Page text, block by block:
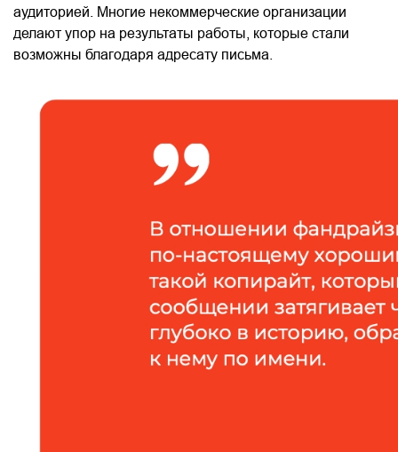
аудиторией. Многие некоммерческие организации
делают упор на результаты работы, которые стали
возможны благодаря адресату письма.